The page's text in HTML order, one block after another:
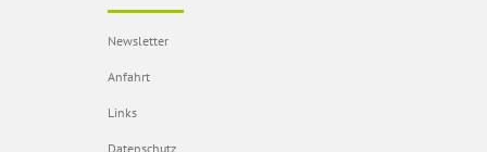
Newsletter
Anfahrt
Links
Datenschutz